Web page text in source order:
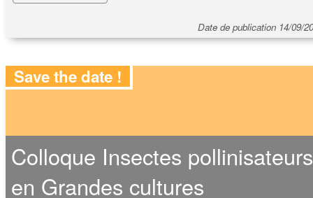
Date de publication 14/09/
Save the date !
Colloque Insectes pollinisateurs
en Grandes cultures